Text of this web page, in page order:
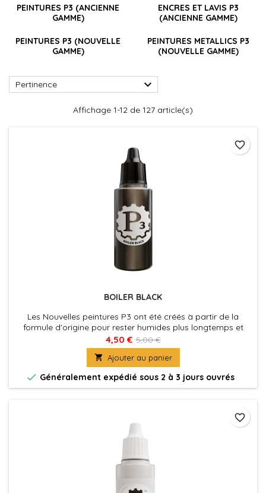
PEINTURES P3 (ANCIENNE
GAMME)
ENCRES ET LAVIS P3
(ANCIENNE GAMME)
PEINTURES P3 (NOUVELLE
GAMME)
PEINTURES METALLICS P3
(NOUVELLE GAMME)
Pertinence 
Affichage 1-12 de 127 article(s)
BOILER BLACK
Les Nouvelles peintures P3 ont été créés à partir de la
formule d'origine pour rester humides plus longtemps et
permettre aux peintres de travailler les couleurs plus
facilement sur les figurines. La nouvelle formule des P3 à été
également optimisé au niveau de la charge pigmentaire
afin d'obtenir des couleurs riches et éclatantes, sans perdre
la...
4,50 € 5,00 €
 Ajouter au panier
 Généralement expédié sous 2 à 3 jours ouvrés
favorite_border
favorite_border